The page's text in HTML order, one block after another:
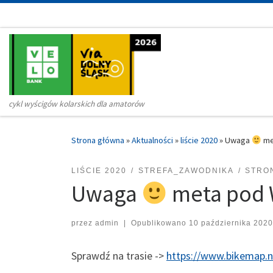
cykl wyścigów kolarskich dla amatorów
Strona główna »Aktualności »liście 2020»Uwaga
LIŚCIE 2020 STREFA_ZAWODNIKA
Uwaga meta pod
przez admin Opublikowano 10 października 2020
Sprawdź na trasie -> https://